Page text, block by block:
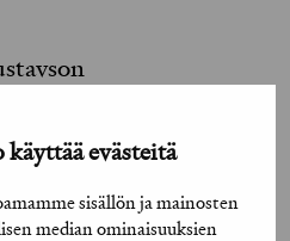
evästeitä
sisällön ja mainosten
median ominaisuuksien